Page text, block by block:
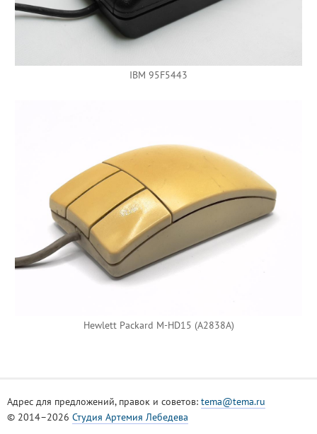
IBM 95F5443
Hewlett Packard M-HD15 (A2838A)
Адрес для предложений, правок и советов: tema@tema.ru
© 2014–2026 Студия Артемия Лебедева